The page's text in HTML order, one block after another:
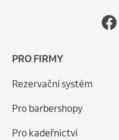
PRO FIRMY
Rezervační systém
Pro barbershopy
Pro kadeřnictví